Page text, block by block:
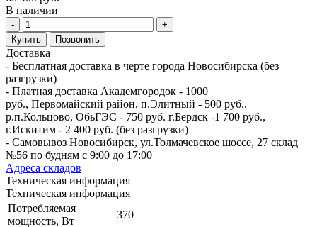
В наличии
-
+
Купить
Позвонить
Доставка
- Бесплатная доставка в черте города Новосибирска (без
разгрузки)
- Платная доставка Академгородок - 1000
руб., Первомайский район, п.Элитный - 500 руб.,
р.п.Кольцово, ОбьГЭС - 750 руб. г.Бердск -1 700 руб.,
г.Искитим - 2 400 руб. (без разгрузки)
- Самовывоз Новосибирск, ул.Толмачевское шоссе, 27 склад
№56 по будням с 9:00 до 17:00
Адреса складов
Техническая информация
Техническая информация
Потребляемая
мощность, Вт
370